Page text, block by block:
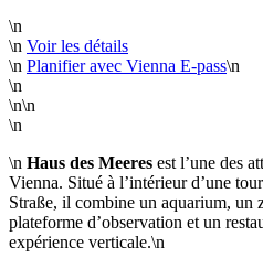
\n
\n Voir les détails
\n Planifier avec Vienna E-pass\n
\n
\n\n
\n
\n Haus des Meeres est l’une des
Vienna. Situé à l’intérieur d’une
Straße, il combine un aquarium, un
plateforme d’observation et un
expérience verticale.\n